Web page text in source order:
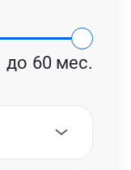
до 60 мес.